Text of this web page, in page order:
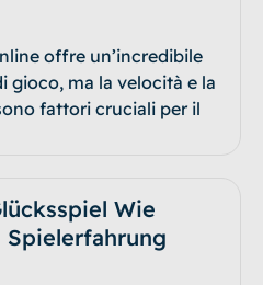
offre un’incredibile
gioco, ma la velocità e la
fattori cruciali per il
Wie